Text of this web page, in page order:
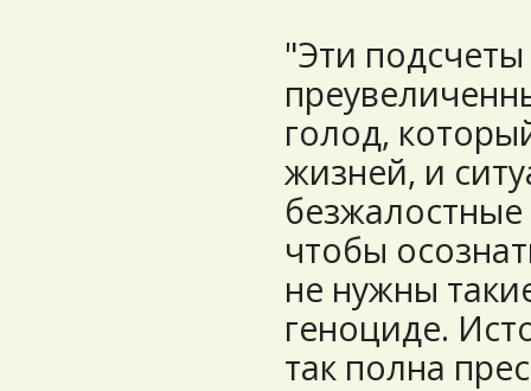
"Эти
голод,
жизней, и
чтобы
не нужны
геноциде.
так полна